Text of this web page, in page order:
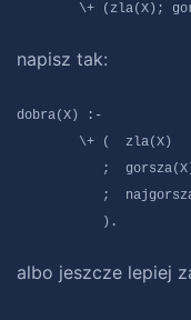
\+ (zla(X);
napisz tak:
dobra(X) :-
\+ ( zla(X)
;
;
).
albo jeszcze lepiej